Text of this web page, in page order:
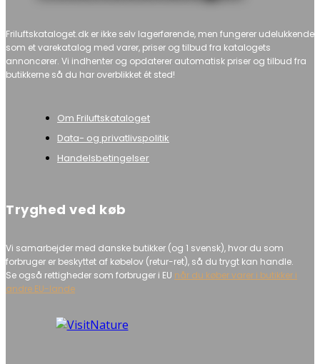
Friluftskataloget.dk er ikke selv lagerførende, men fungerer udelukkende
som et varekatalog med varer, priser og tilbud fra katalogets
annoncører. Vi indhenter og opdaterer automatisk priser og tilbud fra
butikkerne så du har overblikket ét sted!
Om Friluftskataloget
Data- og privatlivspolitik
Handelsbetingelser
Tryghed ved køb
Vi samarbejder med danske butikker (og 1 svensk), hvor du som
forbruger er beskyttet af købelov (retur-ret), så du trygt kan handle.
Se også rettigheder som forbruger i EU når du køber varer i butikker i
andre EU-lande